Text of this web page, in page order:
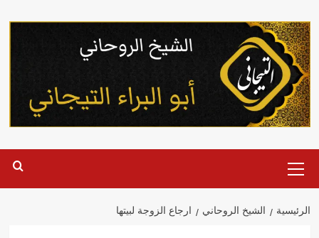
إلى
المحتوى
الرئيسية
الرئيسية الشيخ الروحاني ارجاع الزوجة لبيتها